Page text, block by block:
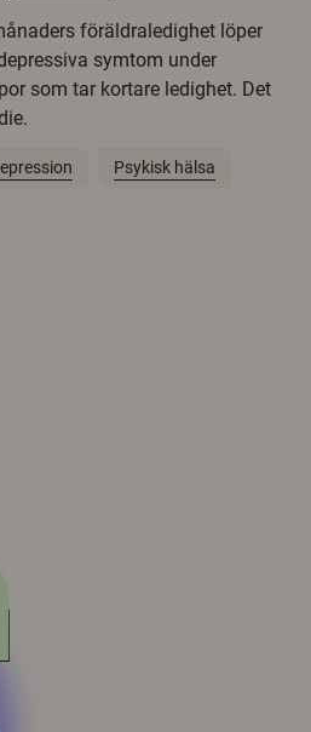
föräldraledighet löper
symtom under
som tar kortare ledighet. Det
Psykisk hälsa